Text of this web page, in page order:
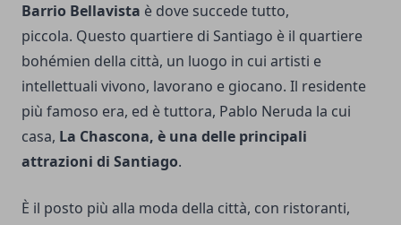
Barrio Bellavista è dove succede tutto,
piccola. Questo quartiere di Santiago è il quartiere
bohémien della città, un luogo in cui artisti e
intellettuali vivono, lavorano e giocano. Il residente
più famoso era, ed è tuttora, Pablo Neruda la cui
casa, La Chascona, è una delle principali
attrazioni di Santiago.
È il posto più alla moda della città, con ristoranti,